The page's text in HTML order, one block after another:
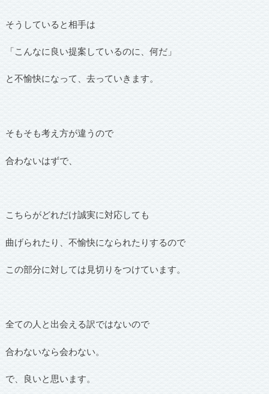
そうしていると相手は
「こんなに良い提案しているのに、何だ」
と不愉快になって、去っていきます。
そもそも考え方が違うので
合わないはずで、
こちらがどれだけ誠実に対応しても
曲げられたり、不愉快になられたりするので
この部分に対しては見切りをつけています。
全ての人と出会える訳ではないので
合わないなら会わない。
で、良いと思います。